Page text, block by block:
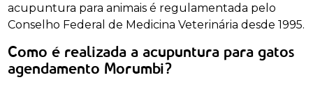
acupuntura para animais é regulamentada pelo
Conselho Federal de Medicina Veterinária desde 1995.
Como é realizada a acupuntura para gatos
agendamento Morumbi?